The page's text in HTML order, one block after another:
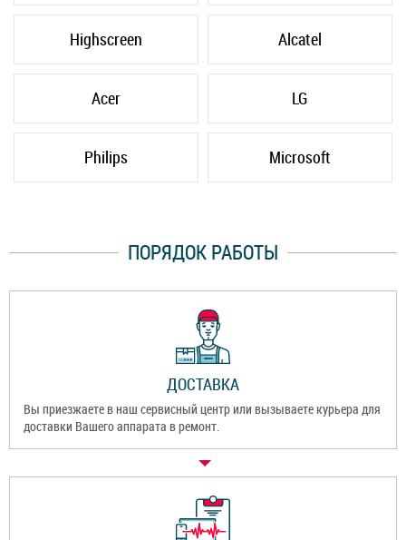
Highscreen Alcatel
Acer LG
Philips Microsoft
ПОРЯДОК РАБОТЫ
ДОСТАВКА
Вы приезжаете в наш сервисный центр или вызываете курьера для
доставки Вашего аппарата в ремонт.